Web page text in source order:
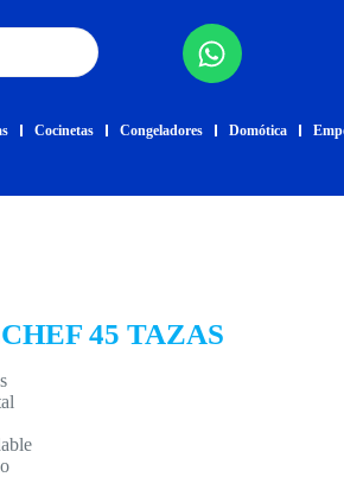
Cocinetas Congeladores Domótica
45 TAZAS